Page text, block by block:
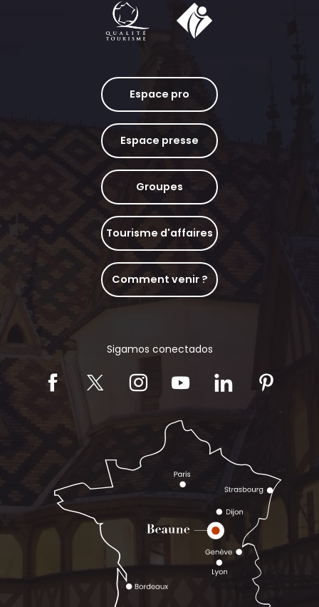
Espace pro
Espace presse
Groupes
Tourisme d'affaires
Comment venir ?
Sigamos conectados